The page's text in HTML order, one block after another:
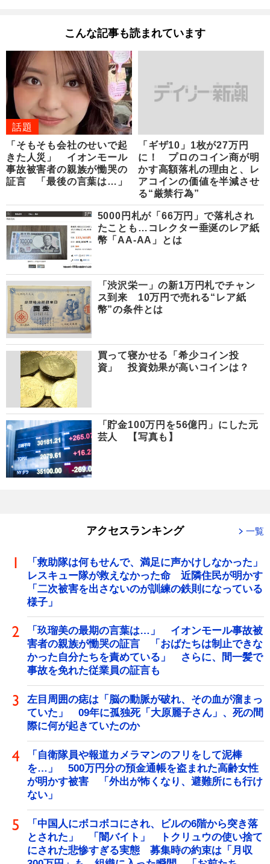
こんな記事も読まれています
話題
「そもそも会社のせいで起
きた人災」 イオンモール
事故被害者の親族が慟哭の
証言 「最後の言葉は…」
「ギザ10」1枚が27万円
に！ プロのコイン商が明
かす高額落札の理由と、レ
アコインの価値を半減させ
る“厳禁行為”
5000円札が「66万円」で落札され
たことも…コレクター垂涎のレア紙
幣「AA-AA」とは
「渋沢栄一」の新1万円札でチャン
ス到来 10万円で売れる“レア紙
幣”の条件とは
買って寝かせる「希少コイン投
資」 投資効果が高いコインは？
「貯金100万円を56億円」にした元
芸人 【写真も】
アクセスランキング 一覧
「救助隊は何もせんで、満足に声かけしなかった」
レスキュー隊が救えなかった命 近隣住民が明かす
「二次被害を出さないのが訓練の鉄則になっている
様子」
「玖瑠美の最期の言葉は…」 イオンモール事故被
害者の親族が慟哭の証言 「おばたちは制止できな
かった自分たちを責めている」 さらに、間一髪で
事故を免れた従業員の証言も
左目周囲の痣は「脳の動脈が破れ、その血が溜まっ
ていた」 09年に孤独死「大原麗子さん」、死の間
際に何が起きていたのか
「自衛隊員や報道カメラマンのフリをして泥棒
を…」 500万円分の預金通帳を盗まれた高齢女性
が明かす被害 「外出が怖くなり、避難所にも行け
ない」
「中国人にボコボコにされ、ビルの6階から突き落
とされた」 「闇バイト」 トクリュウの使い捨て
にされた悲惨すぎる実態 募集時の約束は「月収